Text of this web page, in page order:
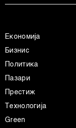
Економија
Бизнис
Политика
Пазари
Престиж
Технологија
Green